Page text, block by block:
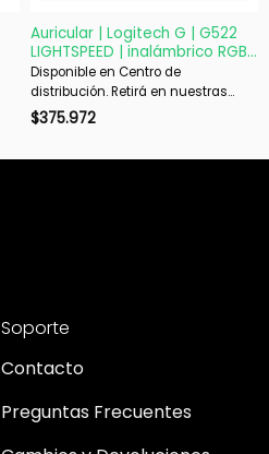
Auricular | Logitech G | G522
LIGHTSPEED | inalámbrico RGB
Bluetooth 5.3
Disponible en Centro de
distribución. Retirá en nuestras
sucursales en 48 hs hábiles. Si es
$375.972
Soporte
Contacto
Preguntas Frecuentes